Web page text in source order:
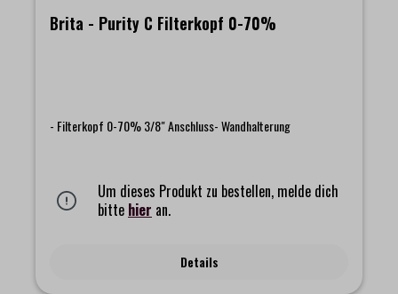
Brita - Purity C Filterkopf 0-70%
- Filterkopf 0-70% 3/8" Anschluss- Wandhalterung
Um dieses Produkt zu bestellen, melde dich
bitte hier an.
Details